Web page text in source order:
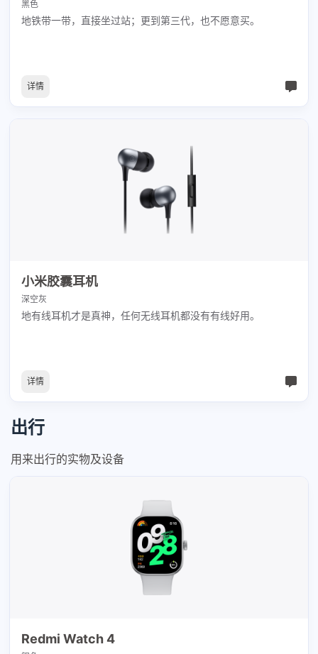
黑色
地铁带一带，直接坐过站；更到第三代，也不愿意买。
详情
小米胶囊耳机
深空灰
地有线耳机才是真神，任何无线耳机都没有有线好用。
详情
出行
用来出行的实物及设备
Redmi Watch 4